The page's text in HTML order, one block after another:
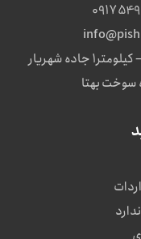
تهران – شهریار- میدان بسیج – کیلومتر1 جاده شهریار
سوخت بهتا